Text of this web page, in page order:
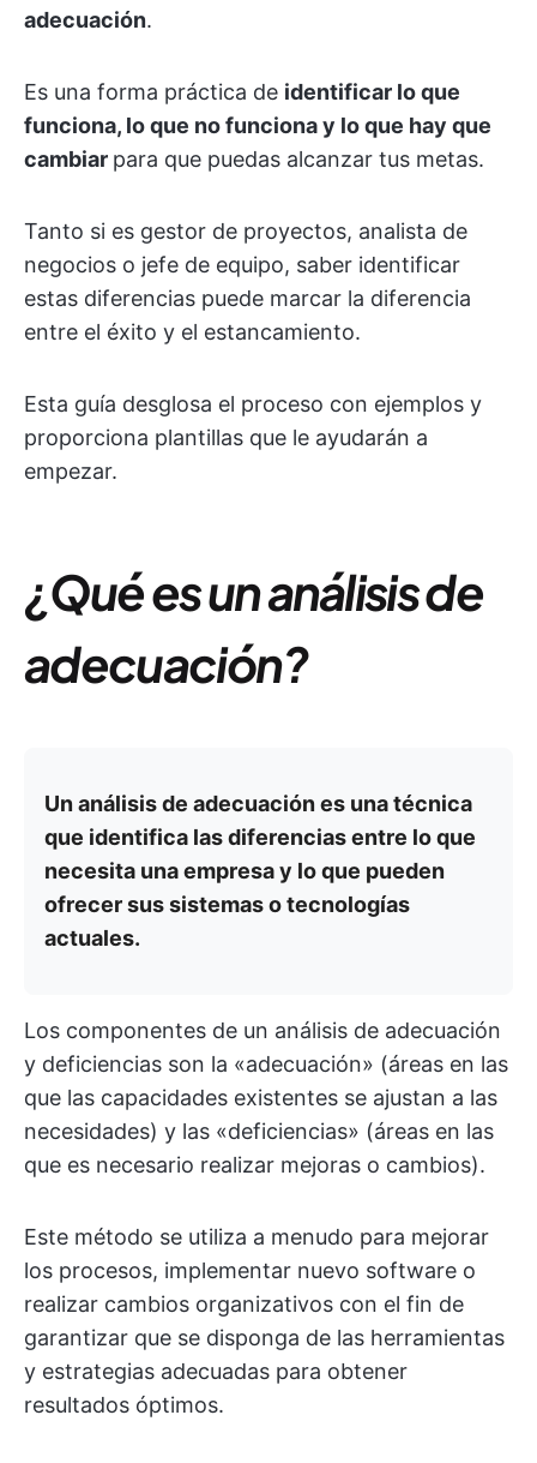
adecuación.
Es una forma práctica de identificar lo que
funciona, lo que no funciona y lo que hay que
cambiar para que puedas alcanzar tus metas.
Tanto si es gestor de proyectos, analista de
negocios o jefe de equipo, saber identificar
estas diferencias puede marcar la diferencia
entre el éxito y el estancamiento.
Esta guía desglosa el proceso con ejemplos y
proporciona plantillas que le ayudarán a
empezar.
¿Qué es un análisis de
adecuación?
Un análisis de adecuación es una técnica
que identifica las diferencias entre lo que
necesita una empresa y lo que pueden
ofrecer sus sistemas o tecnologías
actuales.
Los componentes de un análisis de adecuación
y deficiencias son la «adecuación» (áreas en las
que las capacidades existentes se ajustan a las
necesidades) y las «deficiencias» (áreas en las
que es necesario realizar mejoras o cambios).
Este método se utiliza a menudo para mejorar
los procesos, implementar nuevo software o
realizar cambios organizativos con el fin de
garantizar que se disponga de las herramientas
y estrategias adecuadas para obtener
resultados óptimos.